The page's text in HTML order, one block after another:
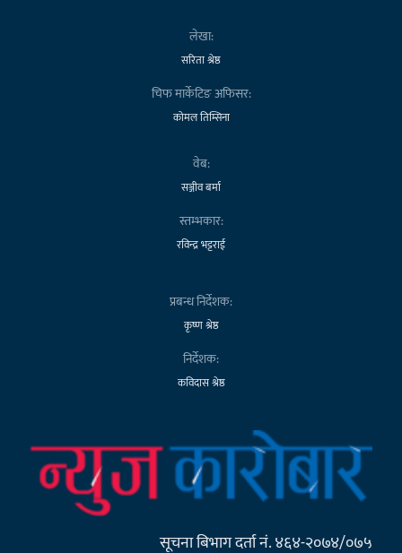
लेखा:
सरिता श्रेष्ठ
चिफ मार्केटिङ अफिसर:
कोमल तिम्सिना
वेब:
सञ्जीव बर्मा
स्तम्भकार:
रविन्द्र भट्टराई
प्रबन्ध निर्देशक:
कृष्ण श्रेष्ठ
निर्देशक:
कविदास श्रेष्ठ
सूचना बिभाग दर्ता नं. ४६४-२०७४/०७५